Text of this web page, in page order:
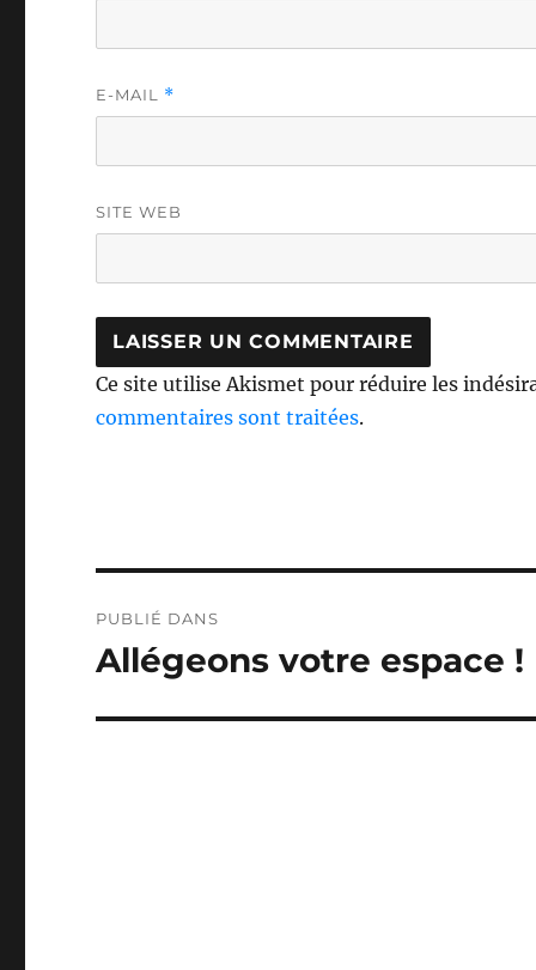
E-MAIL *
SITE WEB
Ce site utilise Akismet pour réduire les
commentaires sont traitées.
de
l’article
PUBLIÉ DANS
Allégeons votre espace !